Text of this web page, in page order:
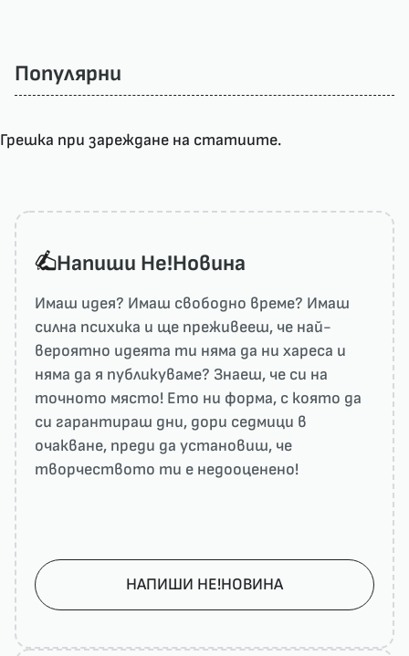
Популярни
Грешка при зареждане на статиите.
Напиши He!Новина
Имаш идея? Имаш свободно време? Имаш
силна психика и ще преживееш, че най-
вероятно идеята ти няма да ни харесa и
няма да я публикуваме? Знаеш, че си на
точното място! Ето ни форма, с която да
си гарантираш дни, дори седмици в
очакване, преди да установиш, че
творчеството ти е недооценено!
НАПИШИ НЕ!НОВИНА